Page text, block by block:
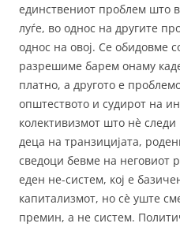
единствениот проблем што
луѓе, во однос на другите
однос на овој. Се обидовме
разрешиме барем онаму
платно, а другото е
општеството и судирот на
колективизмот што нè следи
деца на транзицијата,
сведоци бевме на неговиот
еден не-систем, кој е
капитализмот, но сè уште
премин, а не систем.